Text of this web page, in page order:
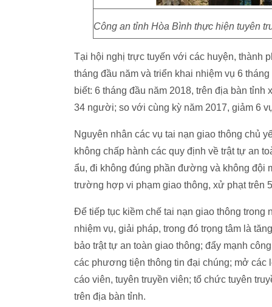
Công an tỉnh Hòa Bình thực hiện tuyên
Tại hội nghị trực tuyến với các huyện, thành
tháng đầu năm và triển khai nhiệm vụ 6
biết: 6 tháng đầu năm 2018, trên địa bàn
34 người; so với cùng kỳ năm 2017, giảm 6
Nguyên nhân các vụ tai nạn giao thông chủ
không chấp hành các quy định về trật tự an
ẩu, đi không đúng phần đường và không đội
trường hợp vi phạm giao thông, xử phạt trên
Để tiếp tục kiềm chế tai nạn giao thông trong
nhiệm vụ, giải pháp, trong đó trọng tâm là
bảo trật tự an toàn giao thông; đẩy mạnh
các phương tiện thông tin đại chúng; mở
cáo viên, tuyên truyền viên; tổ chức tuyên
trên địa bàn tỉnh.